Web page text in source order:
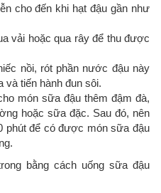
cho đến khi hạt đậu gần như
vải hoặc qua rây để thu được
nồi, rót phần nước đậu này
và tiến hành đun sôi.
món sữa đậu thêm đậm đà,
hoặc sữa đặc. Sau đó, nên
phút để có được món sữa đậu